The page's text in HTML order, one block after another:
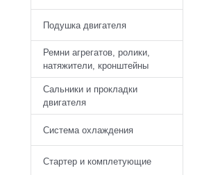
Подушка двигателя
Ремни агрегатов, ролики,
натяжители, кронштейны
Сальники и прокладки
двигателя
Система охлаждения
Стартер и комплетующие